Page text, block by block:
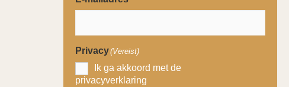
Privacy(Vereist)
Ik ga akkoord met de
privacyverklaring